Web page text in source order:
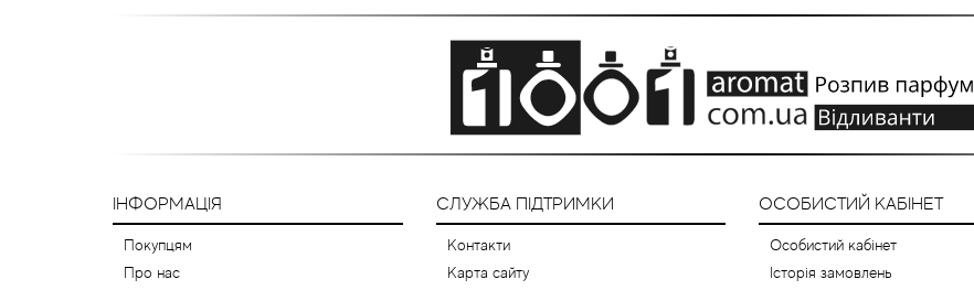
ІНФОРМАЦІЯ
Покупцям
Про нас
СЛУЖБА ПІДТРИМКИ
Контакти
Карта сайту
ОСОБИСТИЙ КАБІНЕТ
Особистий кабінет
Історія замовлень